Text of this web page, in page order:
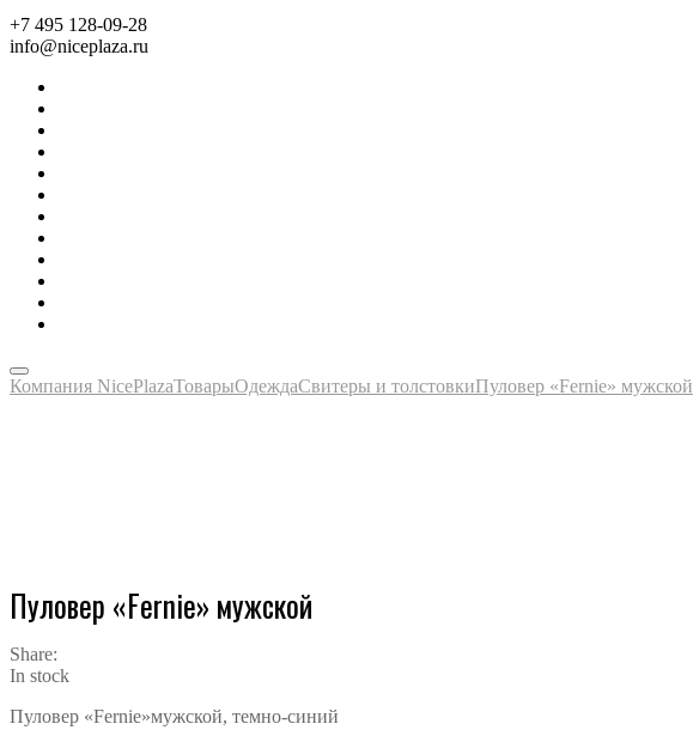
+7 495 128-09-28
info@niceplaza.ru
Компания NicePlazaТоварыОдеждаСвитеры и толстовкиПуловер «Fernie» мужской
Пуловер «Fernie» мужской
Share:
In stock
Пуловер «Fernie»мужской, темно-синий